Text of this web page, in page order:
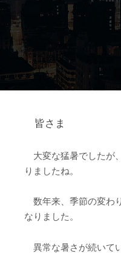
皆さま
大変な猛暑でしたが
りましたね。
数年来、季節の変わ
なりました。
異常な暑さが続いて